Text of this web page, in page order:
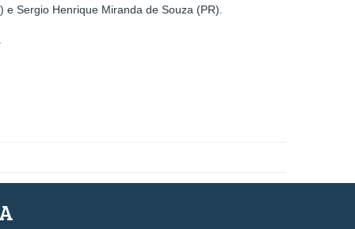
e Sergio Henrique Miranda de Souza (PR).